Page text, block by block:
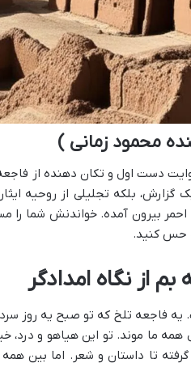
محمود زمانی )
دست اول و تکان دهنده از
گزارش، بلکه تجلیلی از روحیه
بیرون آمده. خواندنش شما را
حس کنید.
از نگاه امدادگر
ما موند. تو این هیاهو و درد،
تا داستان و شعر. اما بین